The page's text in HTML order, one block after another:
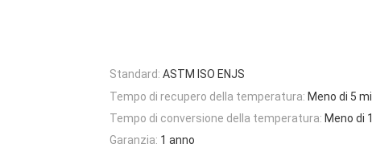
Standard: ASTM ISO ENJS
Tempo di recupero della temperatura: Meno di 5
Tempo di conversione della temperatura: Meno di
Garanzia: 1 anno